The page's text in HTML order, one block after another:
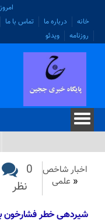
امروز :
خانه
درباره ما تماس با ما
روزنامه
ویدئو
اخبار شاخص
« علمی
0
نظر
شیردهی خطر فشارخون